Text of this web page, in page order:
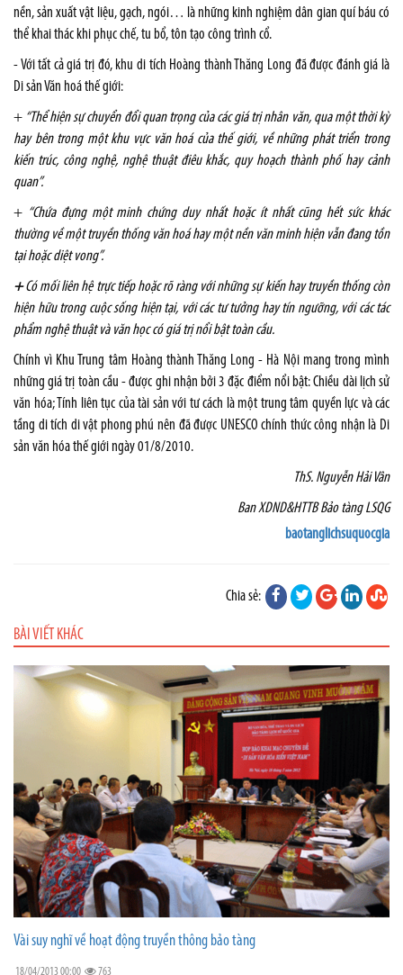
nền, sản xuất vật liệu, gạch, ngói… là những kinh nghiệm dân gian quí báu có
thể khai thác khi phục chế, tu bổ, tôn tạo công trình cổ.
- Với tất cả giá trị đó, khu di tích Hoàng thành Thăng Long đã được đánh giá là
Di sản Văn hoá thế giới:
+ “Thể hiện sự chuyển đổi quan trọng của các giá trị nhân văn, qua một thời kỳ
hay bên trong một khu vực văn hoá của thế giới, về những phát triển trong
kiến trúc, công nghệ, nghệ thuật điêu khắc, quy hoạch thành phố hay cảnh
quan”.
+ “Chứa đựng một minh chứng duy nhất hoặc ít nhất cũng hết sức khác
thường về một truyền thống văn hoá hay một nền văn minh hiện vẫn đang tồn
tại hoặc diệt vong”.
+Có mối liên hệ trực tiếp hoặc rõ ràng với những sự kiến hay truyền thống còn
hiện hữu trong cuộc sống hiện tại, với các tư tưởng hay tín ngưỡng, với các tác
phẩm nghệ thuật và văn học có giá trị nổi bật toàn cầu.
Chính vì Khu Trung tâm Hoàng thành Thăng Long - Hà Nội mang trong mình
những giá trị toàn cầu - được ghi nhận bởi 3 đặc điểm nổi bật: Chiều dài lịch sử
văn hóa; Tính liên tục của tài sản với tư cách là một trung tâm quyền lực và các
tầng di tích di vật phong phú nên đã được UNESCO chính thức công nhận là Di
sản văn hóa thế giới ngày 01/8/2010.
ThS. Nguyễn Hải Vân
Ban XDND&HTTB Bảo tàng LSQG
baotanglichsuquocgia
Chia sẻ:
BÀI VIẾT KHÁC
Vài suy nghĩ về hoạt động truyền thông bảo tàng
18/04/2013 00:00 763